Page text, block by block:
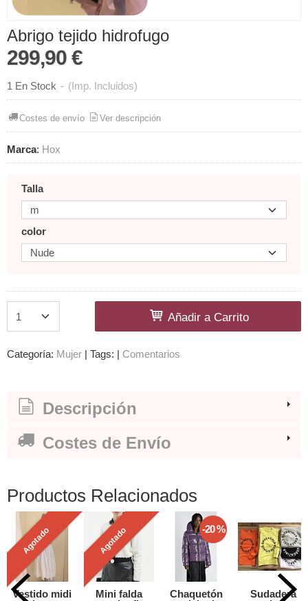
Abrigo tejido hidrofugo
299,90 €
1 En Stock - (Imp. Incluidos)
Costes de envío Ver descripción
Marca: Hox
Talla
color
Añadir a Carrito
Categoría: Mujer | Tags: | Comentarios
Descripción
Costes de Envío
Productos Relacionados
Agotado
Vestido midi
Agotado
Mini falda
-20 %
Chaquetón
Sudadera